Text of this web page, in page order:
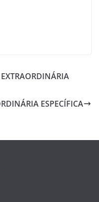
ESPECÍFICA